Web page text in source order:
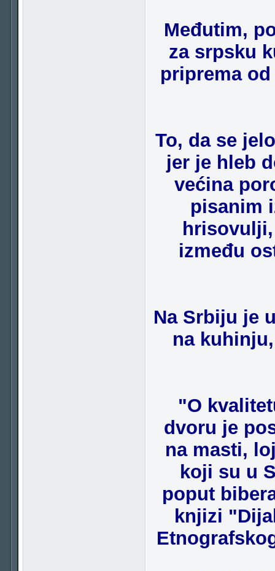
Međutim,
za srpsku
priprema
To, da se
jer je hleb
većina
pisanim
između
Na Srbiju je
na
"O
dvoru je
na masti,
koji su u
poput
knjizi